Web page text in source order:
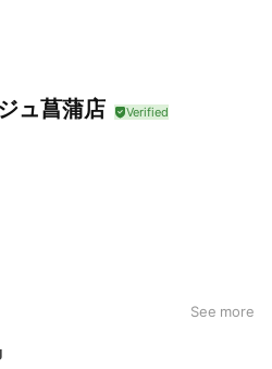
ュ菖蒲店
See more